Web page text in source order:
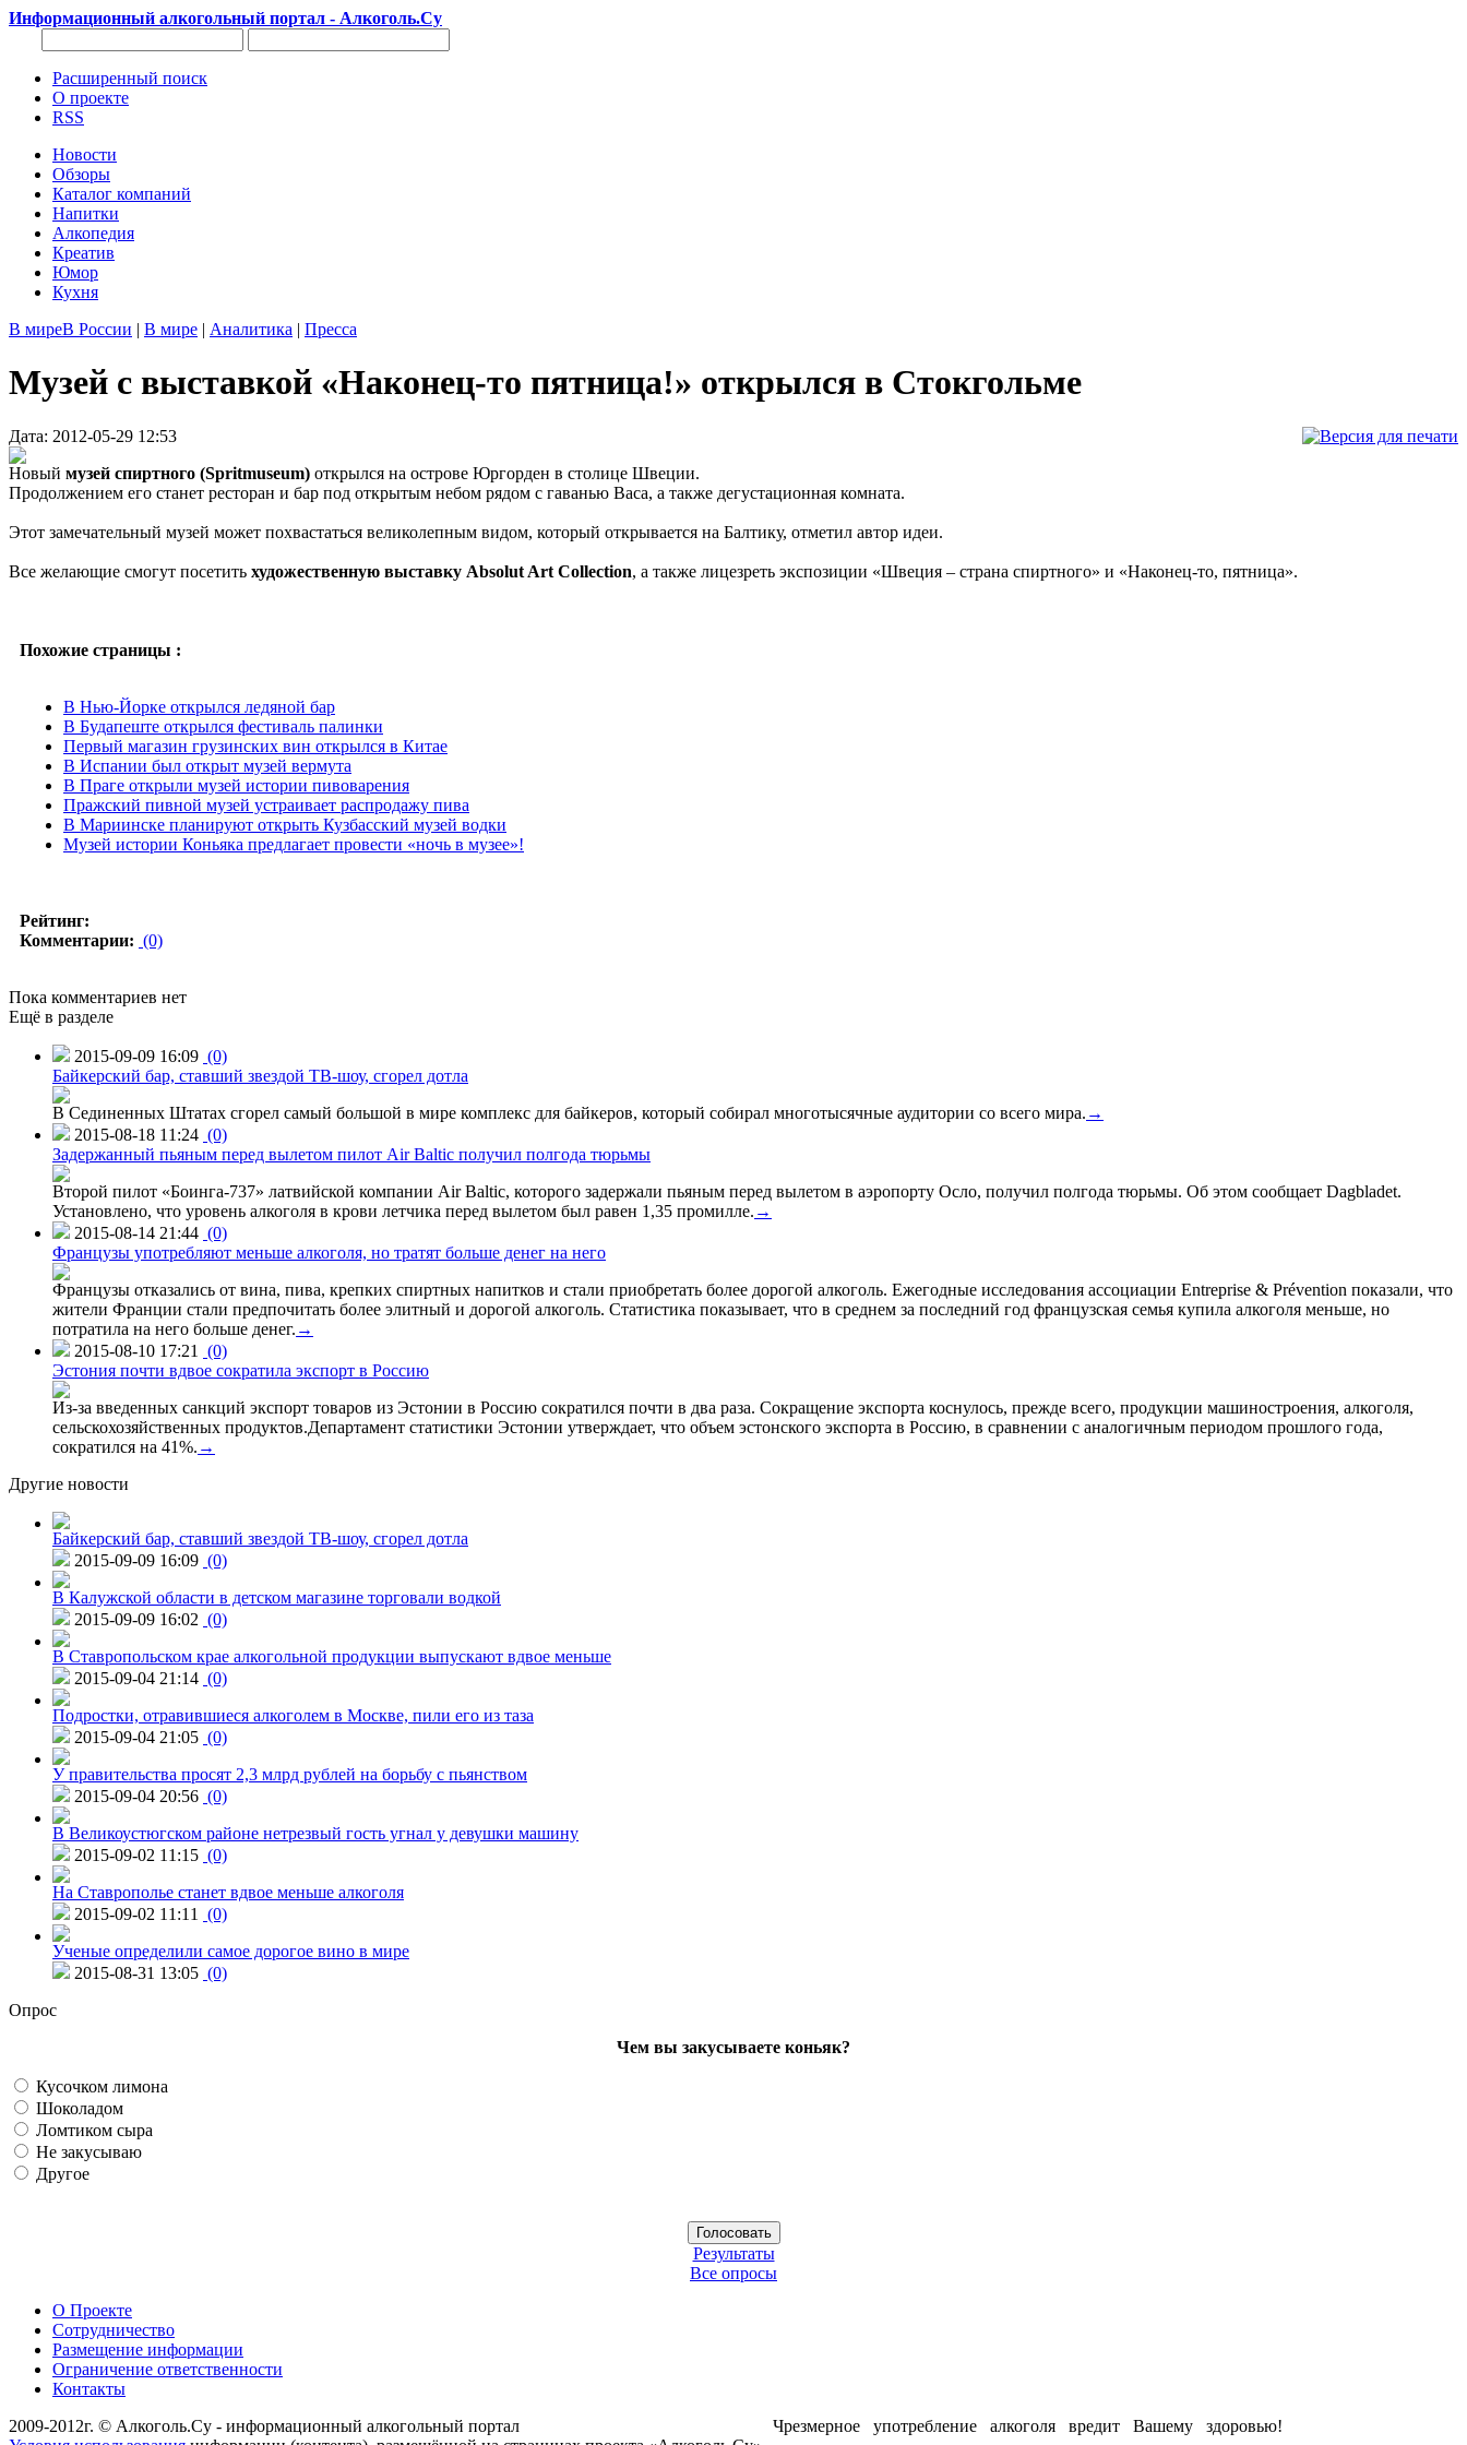
Информационный алкогольный портал - Алкоголь.Су
Расширенный поиск
О проекте
RSS
Новости
Обзоры
Каталог компаний
Напитки
Алкопедия
Креатив
Юмор
Кухня
В миреВ России | В мире | Аналитика | Пресса
Музей с выставкой «Наконец-то пятница!» открылся в Стокгольме
Дата: 2012-05-29 12:53
Новый музей спиртного (Spritmuseum) открылся на острове Юргорден в столице Швеции.
Продолжением его станет ресторан и бар под открытым небом рядом с гаванью Васа, а также дегустационная комната.
Этот замечательный музей может похвастаться великолепным видом, который открывается на Балтику, отметил автор идеи.
Все желающие смогут посетить художественную выставку Absolut Art Collection, а также лицезреть экспозиции «Швеция – страна спиртного» и «Наконец-то, пятница».
Похожие страницы :
В Нью-Йорке открылся ледяной бар
В Будапеште открылся фестиваль палинки
Первый магазин грузинских вин открылся в Китае
В Испании был открыт музей вермута
В Праге открыли музей истории пивоварения
Пражский пивной музей устраивает распродажу пива
В Мариинске планируют открыть Кузбасский музей водки
Музей истории Коньяка предлагает провести «ночь в музее»!
Рейтинг:
Комментарии: (0)
Пока комментариев нет
Ещё в разделе
2015-09-09 16:09 (0)
Байкерский бар, ставший звездой ТВ-шоу, сгорел дотла
В Сединенных Штатах сгорел самый большой в мире комплекс для байкеров, который собирал многотысячные аудитории со всего мира. →
2015-08-18 11:24 (0)
Задержанный пьяным перед вылетом пилот Air Baltic получил полгода тюрьмы
Второй пилот «Боинга-737» латвийской компании Air Baltic, которого задержали пьяным перед вылетом в аэропорту Осло, получил полгода тюрьмы. Об этом сообщает Dagbladet.
Установлено, что уровень алкоголя в крови летчика перед вылетом был равен 1,35 промилле. →
2015-08-14 21:44 (0)
Французы употребляют меньше алкоголя, но тратят больше денег на него
Французы отказались от вина, пива, крепких спиртных напитков и стали приобретать более дорогой алкоголь. Ежегодные исследования ассоциации Entreprise & Prévention показали, что
жители Франции стали предпочитать более элитный и дорогой алкоголь. Статистика показывает, что в среднем за последний год французская семья купила алкоголя меньше, но
потратила на него больше денег. →
2015-08-10 17:21
(0)
Эстония почти вдвое сократила экспорт в Россию
Из-за введенных санкций экспорт товаров из Эстонии в Россию сократился почти в два раза. Сокращение экспорта коснулось, прежде всего, продукции машиностроения, алкоголя,
сельскохозяйственных продуктов.Департамент статистики Эстонии утверждает, что объем эстонского экспорта в Россию, в сравнении с аналогичным периодом прошлого года,
сократился на 41%. →
Другие новости
Байкерский бар, ставший звездой ТВ-шоу, сгорел дотла
2015-09-09 16:09 (0)
В Калужской области в детском магазине торговали водкой
2015-09-09 16:02 (0)
В Ставропольском крае алкогольной продукции выпускают вдвое меньше
2015-09-04 21:14 (0)
Подростки, отравившиеся алкоголем в Москве, пили его из таза
2015-09-04 21:05 (0)
У правительства просят 2,3 млрд рублей на борьбу с пьянством
2015-09-04 20:56 (0)
В Великоустюгском районе нетрезвый гость угнал у девушки машину
2015-09-02 11:15 (0)
На Ставрополье станет вдвое меньше алкоголя
2015-09-02 11:11
(0)
Ученые определили самое дорогое вино в мире
2015-08-31 13:05 (0)
Опрос
Чем вы закусываете коньяк?
Кусочком лимона
Шоколадом
Ломтиком сыра
Не закусываю
Другое
Результаты
Все опросы
О Проекте
Сотрудничество
Размещение информации
Ограничение ответственности
Контакты
2009-2012г. © Алкоголь.Су - информационный алкогольный портал
Чрезмерное употребление алкоголя вредит Вашему здоровью!